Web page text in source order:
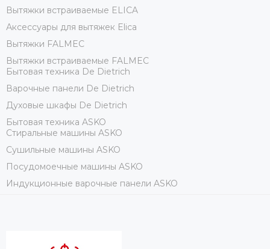
Вытяжки встраиваемые ELICA
Аксессуары для вытяжек Elica
Вытяжки FALMEC
Вытяжки встраиваемые FALMEC
Бытовая техника De Dietrich
Варочные панели De Dietrich
Духовые шкафы De Dietrich
Бытовая техника ASKO
Стиральные машины ASKO
Сушильные машины ASKO
Посудомоечные машины ASKO
Индукционные варочные панели ASKO